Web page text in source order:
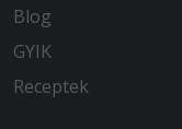
Blog
GYIK
Receptek